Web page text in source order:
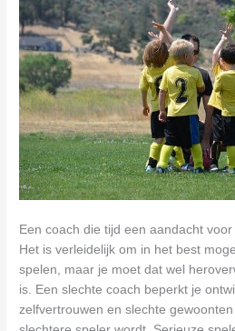
Een coach die tijd een aandacht
Het is verleidelijk om in het best
spelen, maar je moet dat wel
is. Een slechte coach beperkt je
zelfvertrouwen en slechte